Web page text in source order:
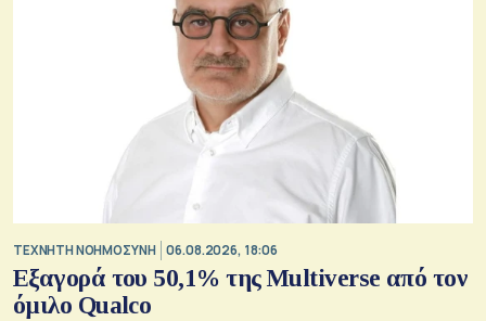
TΕΧΝΗΤΗ ΝΟΗΜΟΣΥΝΗ 06.08.2026, 18:06
Εξαγορά του 50,1% της Multiverse από τον
όμιλο Qualco